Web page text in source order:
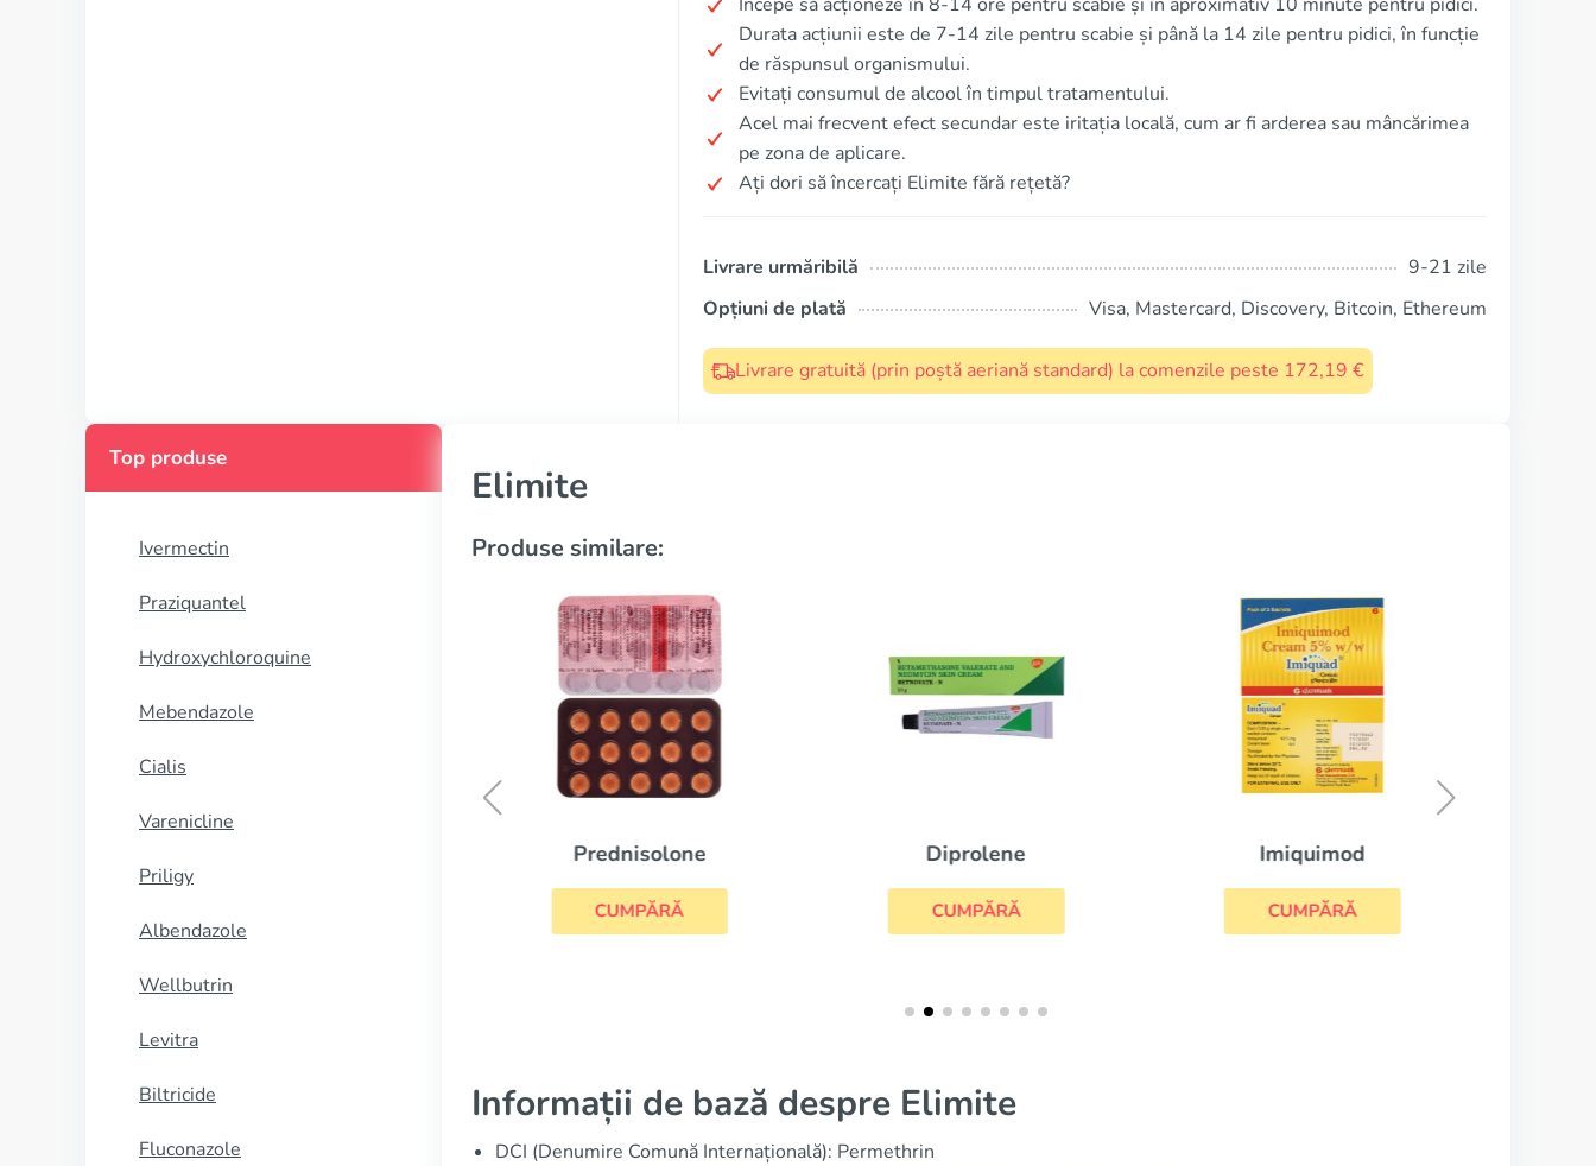
Durata acțiunii este de 7-14 zile pentru scabie și până la 14 zile pentru pidici, în funcție
de răspunsul organismului.
Evitați consumul de alcool în timpul tratamentului.
Acel mai frecvent efect secundar este iritația locală, cum ar fi arderea sau mâncărimea
pe zona de aplicare.
Ați dori să încercați Elimite fără rețetă?
Livrare urmăribilă
9-21 zile
Opțiuni de plată
Visa, Mastercard, Discovery, Bitcoin, Ethereum
Livrare gratuită (prin poștă aeriană standard) la comenzile peste 172,19 €
Top produse
Ivermectin
Praziquantel
Hydroxychloroquine
Mebendazole
Cialis
Varenicline
Priligy
Albendazole
Wellbutrin
Levitra
Biltricide
Fluconazole
Elimite
Produse similare:
Prednisolone
CUMPĂRĂ
Diprolene
CUMPĂRĂ
Imiquimod
CUMPĂRĂ
Informații de bază despre Elimite
DCI (Denumire Comună Internațională): Permethrin